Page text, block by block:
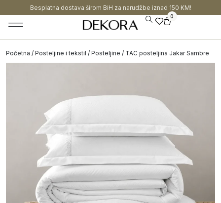
Besplatna dostava širom BiH za narudžbe iznad 150 KM!
0
Početna / Posteljine i tekstil / Posteljine / TAC posteljina Jakar Sambre